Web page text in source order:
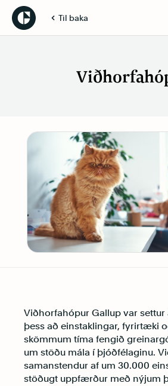
Til baka
Viðhorfahópur Gallup var settur
þess að einstaklingar, fyrirtæki
skömmum tíma fengið
um stöðu mála í þjóðfélaginu.
samanstendur af um 30.000
stöðugt uppfærður með nýjum